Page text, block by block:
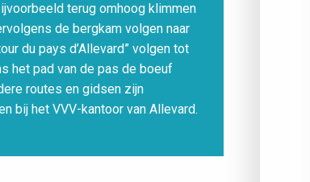
terug omhoog klimmen
de bergkam volgen naar
du pays d’Allevard” volgen tot
het pad van de pas de boeuf
routes en gidsen zijn
bij het VVV-kantoor van Allevard.